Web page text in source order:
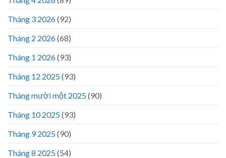
Tháng 3 2026(92)
Tháng 2 2026(68)
Tháng 1 2026(93)
Tháng 12 2025(93)
Tháng mười một 2025(90)
Tháng 10 2025(93)
Tháng 9 2025(90)
Tháng 8 2025(54)